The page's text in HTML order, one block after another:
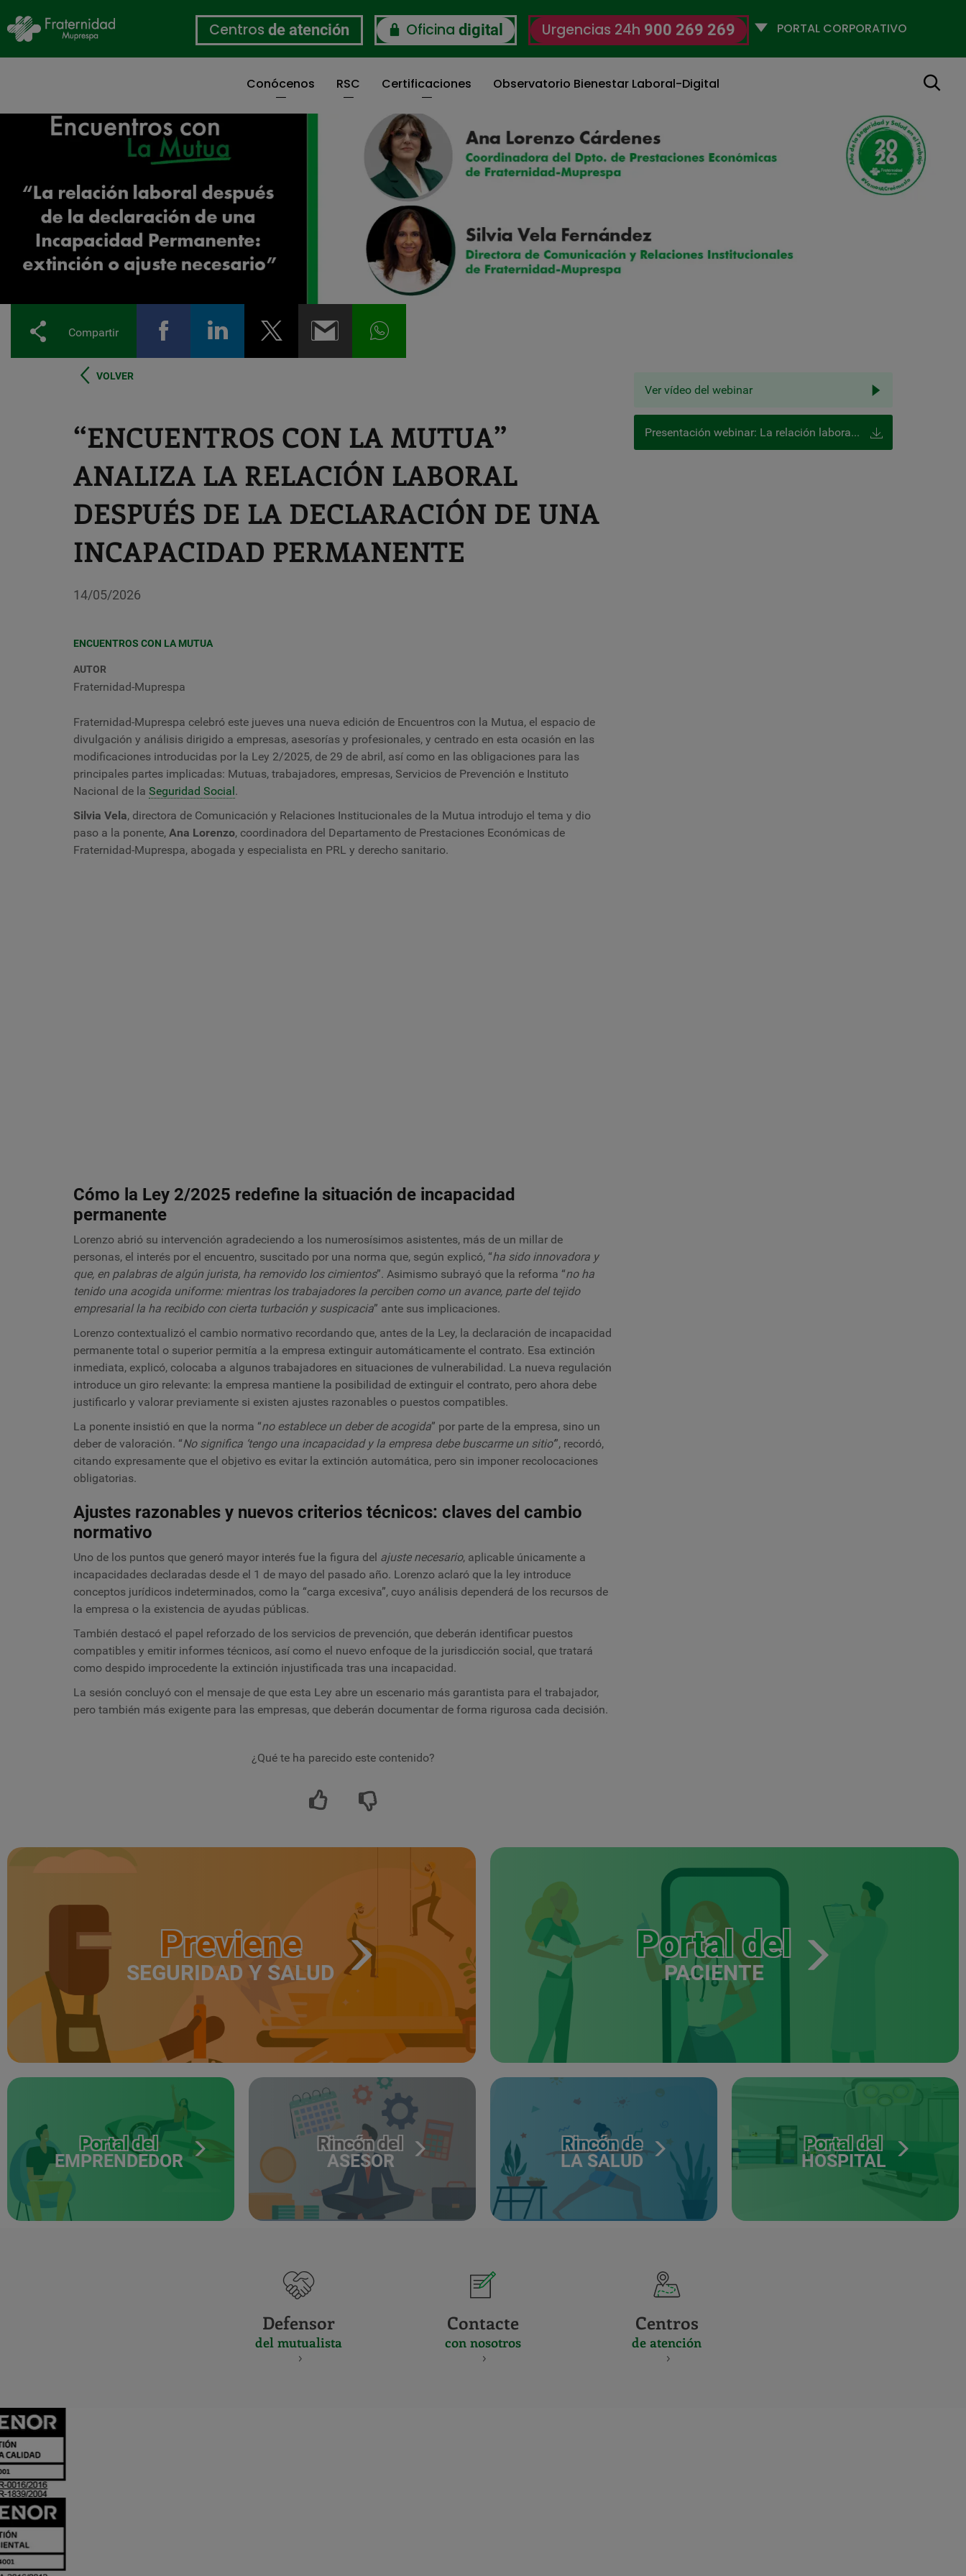
Centros de atención Oficina digital Urgencias 24h 900 269 269
Selecciona
Conócenos RSC Certificaciones Observatorio Bienestar Laboral-Digital Buscar
Compartir
VOLVER
“ENCUENTROS CON LA MUTUA”
ANALIZA LA RELACIÓN LABORAL
DESPUÉS DE LA DECLARACIÓN DE UNA
INCAPACIDAD PERMANENTE
14/05/2026
ENCUENTROS CON LA MUTUA
AUTOR
Fraternidad-Muprespa
Fraternidad-Muprespa celebró este jueves una nueva edición de Encuentros con la Mutua, el espacio de
divulgación y análisis dirigido a empresas, asesorías y profesionales, y centrado en esta ocasión en las
modificaciones introducidas por la Ley 2/2025, de 29 de abril, así como en las obligaciones para las
principales partes implicadas: Mutuas, trabajadores, empresas, Servicios de Prevención e Instituto
Nacional de la Seguridad Social.
Silvia Vela, directora de Comunicación y Relaciones Institucionales de la Mutua introdujo el tema y dio
paso a la ponente, Ana Lorenzo, coordinadora del Departamento de Prestaciones Económicas de
Fraternidad-Muprespa, abogada y especialista en PRL y derecho sanitario.
Cómo la Ley 2/2025 redefine la situación de incapacidad
permanente
Lorenzo abrió su intervención agradeciendo a los numerosísimos asistentes, más de un millar de
personas, el interés por el encuentro, suscitado por una norma que, según explicó, “ha sido innovadora y
que, en palabras de algún jurista, ha removido los cimientos”. Asimismo subrayó que la reforma “no ha
tenido una acogida uniforme: mientras los trabajadores la perciben como un avance, parte del tejido
empresarial la ha recibido con cierta turbación y suspicacia” ante sus implicaciones.
Lorenzo contextualizó el cambio normativo recordando que, antes de la Ley, la declaración de incapacidad
permanente total o superior permitía a la empresa extinguir automáticamente el contrato. Esa extinción
inmediata, explicó, colocaba a algunos trabajadores en situaciones de vulnerabilidad. La nueva regulación
introduce un giro relevante: la empresa mantiene la posibilidad de extinguir el contrato, pero ahora debe
justificarlo y valorar previamente si existen ajustes razonables o puestos compatibles.
La ponente insistió en que la norma “no establece un deber de acogida” por parte de la empresa, sino un
deber de valoración. “No significa ‘tengo una incapacidad y la empresa debe buscarme un sitio’”, recordó,
citando expresamente que el objetivo es evitar la extinción automática, pero sin imponer recolocaciones
obligatorias.
Ajustes razonables y nuevos criterios técnicos: claves del cambio
normativo
Uno de los puntos que generó mayor interés fue la figura del ajuste necesario, aplicable únicamente a
incapacidades declaradas desde el 1 de mayo del pasado año. Lorenzo aclaró que la ley introduce
conceptos jurídicos indeterminados, como la “carga excesiva”, cuyo análisis dependerá de los recursos de
la empresa o la existencia de ayudas públicas.
También destacó el papel reforzado de los servicios de prevención, que deberán identificar puestos
compatibles y emitir informes técnicos, así como el nuevo enfoque de la jurisdicción social, que tratará
como despido improcedente la extinción injustificada tras una incapacidad.
La sesión concluyó con el mensaje de que esta Ley abre un escenario más garantista para el trabajador,
pero también más exigente para las empresas, que deberán documentar de forma rigurosa cada decisión.
¿Qué te ha parecido este contenido?
Ver vídeo del webinar
Presentación webinar: La relación laboral después de la declaración de una incapacidad permanente: extinción o ajuste necesario
Previene
SEGURIDAD Y SALUD
Portal del
PACIENTE
Portal del
EMPRENDEDOR
Rincón del
ASESOR
Rincón de
LA SALUD
Portal del
HOSPITAL
Defensor
del mutualista
Contacte
con nosotros
Centros
de atención